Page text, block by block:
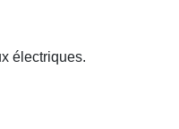
électriques.